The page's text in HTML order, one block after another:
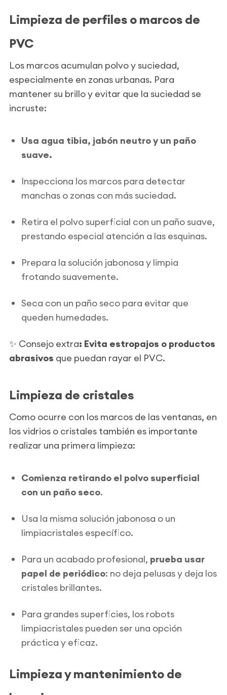
Limpieza de perfiles o marcos de
PVC
Los marcos acumulan polvo y suciedad,
especialmente en zonas urbanas. Para
mantener su brillo y evitar que la suciedad se
incruste:
Usa agua tibia, jabón neutro y un paño
suave.
Inspecciona los marcos para detectar
manchas o zonas con más suciedad.
Retira el polvo superficial con un paño suave,
prestando especial atención a las esquinas.
Prepara la solución jabonosa y limpia
frotando suavemente.
Seca con un paño seco para evitar que
queden humedades.
✨ Consejo extra: Evita estropajos o productos
abrasivos que puedan rayar el PVC.
Limpieza de cristales
Como ocurre con los marcos de las ventanas, en
los vidrios o cristales también es importante
realizar una primera limpieza:
Comienza retirando el polvo superficial
con un paño seco.
Usa la misma solución jabonosa o un
limpiacristales específico.
Para un acabado profesional, prueba usar
papel de periódico: no deja pelusas y deja los
cristales brillantes.
Para grandes superficies, los robots
limpiacristales pueden ser una opción
práctica y eficaz.
Limpieza y mantenimiento de